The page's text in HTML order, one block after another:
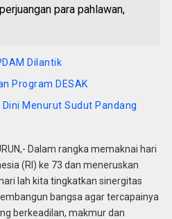
para pahlawan,
Dilantik
Program DESAK
Menurut Sudut Pandang
Dalam rangka memaknai hari
(RI) ke 73 dan meneruskan
lah kita tingkatkan sinergitas
bangsa agar tercapainya
berkeadilan, makmur dan